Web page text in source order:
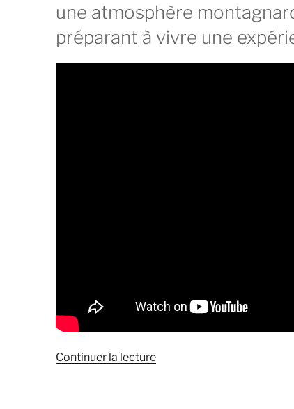
une atmosphère
préparant à vivre une
Continuer la lecturede